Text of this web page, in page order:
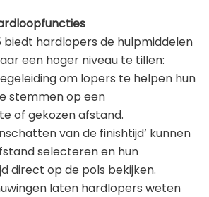
biedt hardlopers de hulpmiddelen
een hoger niveau te tillen:
om lopers te helpen hun
stemmen op een
of gekozen afstand.
van de finishtijd’ kunnen
selecteren en hun
direct op de pols bekijken.
laten hardlopers weten